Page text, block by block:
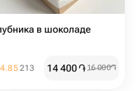
в шоколаде
4.85213 14 400֏16 000֏